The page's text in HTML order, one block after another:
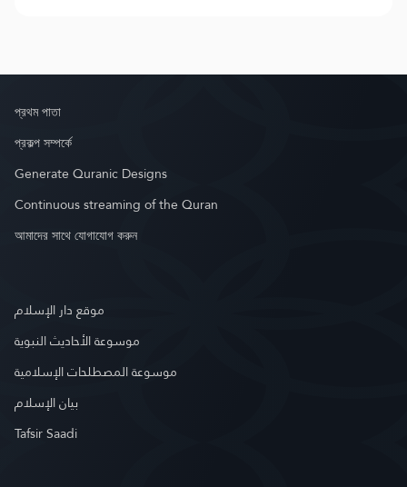
প্রথম পাতা
প্রকল্প সম্পর্কে
Generate Quranic Designs
Continuous streaming of the Quran
আমাদের সাথে যোগাযোগ করুন
موقع دار الإسلام
موسوعة الأحاديث النبوية
موسوعة المصطلحات الإسلامية
بيان الإسلام
Tafsir Saadi